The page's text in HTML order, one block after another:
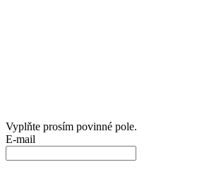
Vyplňte prosím povinné pole.
E-mail